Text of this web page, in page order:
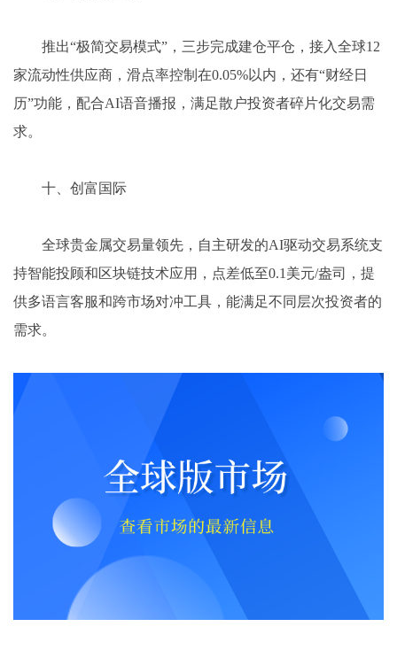
推出“极简交易模式”，三步完成建仓平仓，接入全球12
家流动性供应商，滑点率控制在0.05%以内，还有“财经日
历”功能，配合AI语音播报，满足散户投资者碎片化交易需
求。
十、创富国际
全球贵金属交易量领先，自主研发的AI驱动交易系统支
持智能投顾和区块链技术应用，点差低至0.1美元/盎司，提
供多语言客服和跨市场对冲工具，能满足不同层次投资者的
需求。